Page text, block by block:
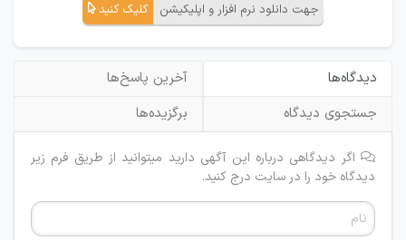
جهت دانلود نرم افزار و اپلیکیشن کلیک کنید
دیدگاه‌ها
آخرین پاسخ‌ها
جستجوی دیدگاه
برگزیده‌ها
اگر دیدگاهی درباره این آگهی دارید میتوانید از طریق فرم زیر
دیدگاه خود را در سایت درج کنید.